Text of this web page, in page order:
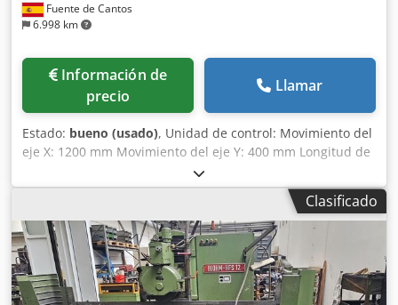
Fuente de Cantos
6.998 km
Información de
precio
Llamar
Estado: bueno (usado), Unidad de control: Movimiento del
eje X: 1200 mm Movimiento del eje Y: 400 mm Longitud de
la mesa de trabajo: 1200 mm Chedjgq I Nmjpfx Anuoa
Ancho de la mesa de trabajo: 350 mm Conexión electrónica
principal: 380 V Requisito de potencia total: 24 kVA
Refrigeración interna: sí. Ancho: 4.500 mm Profundidad:
2000 mm Altura: 2200 mm Peso: 4.500 kilogramos
Clasificado